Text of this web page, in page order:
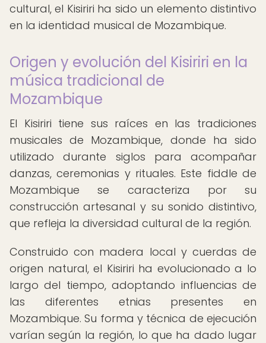
cultural, el Kisiriri ha sido un elemento distintivo
en la identidad musical de Mozambique.
Origen y evolución del Kisiriri en la
música tradicional de
Mozambique
El Kisiriri tiene sus raíces en las tradiciones
musicales de Mozambique, donde ha sido
utilizado durante siglos para acompañar
danzas, ceremonias y rituales. Este fiddle de
Mozambique se caracteriza por su
construcción artesanal y su sonido distintivo,
que refleja la diversidad cultural de la región.
Construido con madera local y cuerdas de
origen natural, el Kisiriri ha evolucionado a lo
largo del tiempo, adoptando influencias de
las diferentes etnias presentes en
Mozambique. Su forma y técnica de ejecución
varían según la región, lo que ha dado lugar